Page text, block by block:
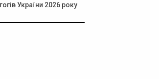
України 2026 року